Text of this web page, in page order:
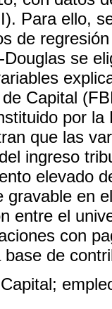
Para ello,
de
se
Capital
por
que las
ingreso
elevado
gravable en
entre el
con
de
Capital;